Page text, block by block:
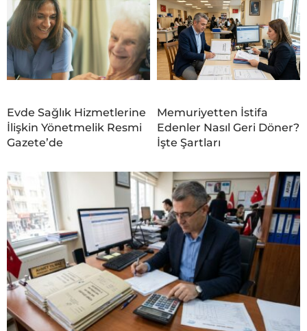
Evde Sağlık Hizmetlerine
İlişkin Yönetmelik Resmi
Gazete’de
Memuriyetten İstifa
Edenler Nasıl Geri Döner?
İşte Şartları